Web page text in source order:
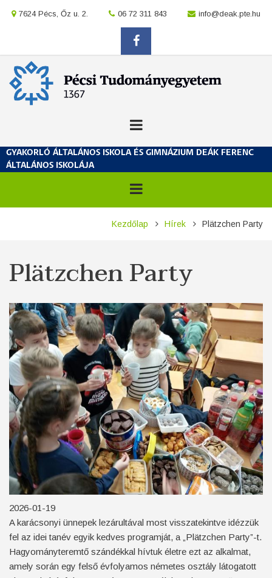
location
7624 Pécs, Őz u. 2. location
06 72 311 843 location
info@deak.pte.hu
facebook
GYAKORLÓ ÁLTALÁNOS ISKOLA ÉS GIMNÁZIUM DEÁK FERENC
ÁLTALÁNOS ISKOLÁJA
Kezdőlap Hírek Plätzchen Party
Plätzchen Party
2026-01-19
A karácsonyi ünnepek lezárultával most visszatekintve idézzük
fel az idei tanév egyik kedves programját, a „Plätzchen Party”-t.
Hagyományteremtő szándékkal hívtuk életre ezt az alkalmat,
amely során egy felső évfolyamos németes osztály látogatott